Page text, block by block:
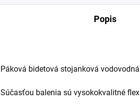
Popis
Páková bidetová stojanková
Súčasťou balenia sú vysokokvalitné